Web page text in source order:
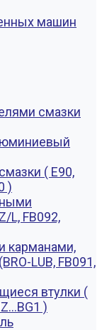
машин
смазки
( E90,
)
L, FB092,
карманами,
LUB, FB091,
втулки (
)